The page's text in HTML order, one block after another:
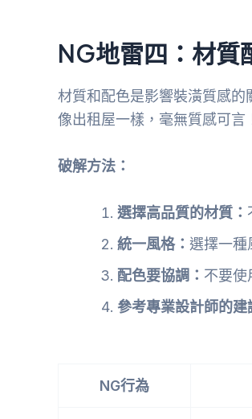
NG地雷四：材質
材質和配色是影響裝潢質感
像出租屋一樣，毫無質感可言
破解方法：
選擇高品質的材質：
統一風格： 選擇一種
配色要協調： 不要使
參考專業設計師的建
NG行為